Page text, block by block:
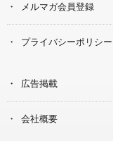
メルマガ会員登録
プライバシーポリシー
広告掲載
会社概要